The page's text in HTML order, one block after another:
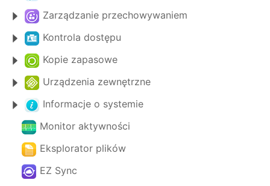
Zarządzanie przechowywaniem
Kontrola dostępu
Kopie zapasowe
Urządzenia zewnętrzne
Informacje o systemie
Monitor aktywności
Eksplorator plików
EZ Sync